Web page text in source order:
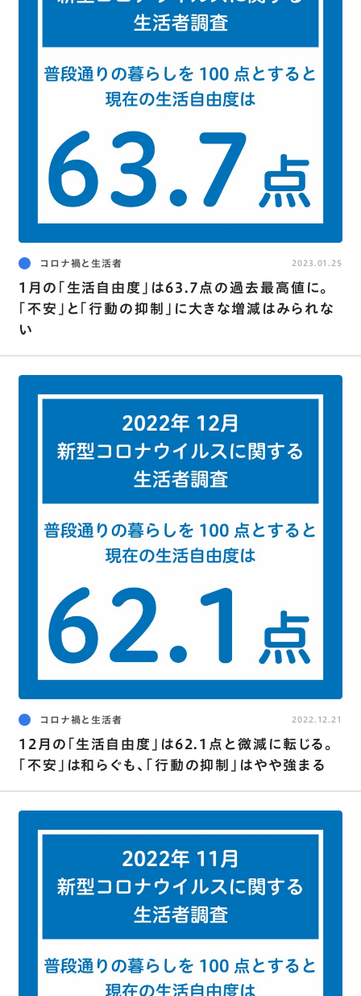
コロナ禍と生活者
1月の｢生活自由度｣は63.7点の過去最高値に｡
｢不安｣と｢行動の抑制｣に大きな増減はみられな
い
2023.01.25
コロナ禍と生活者
12月の｢生活自由度｣は62.1点と微減に転じる｡
｢不安｣は和らぐも､｢行動の抑制｣はやや強まる
2022.12.21